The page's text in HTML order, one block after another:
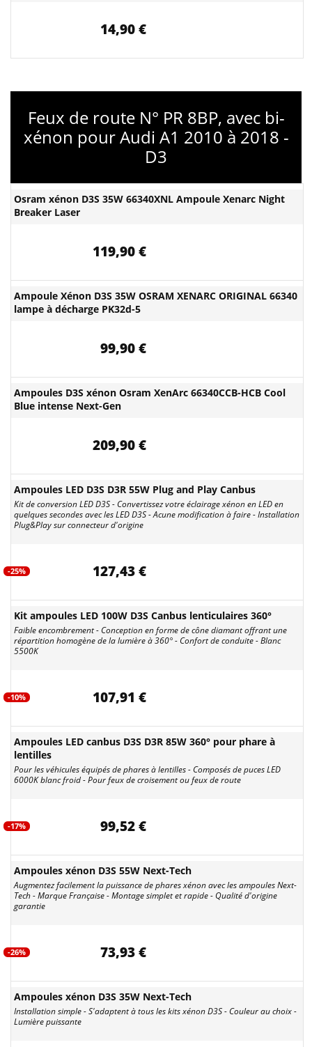
14,90 €
Feux de route N° PR 8BP, avec bi-
xénon pour Audi A1 2010 à 2018 -
D3
Osram xénon D3S 35W 66340XNL Ampoule Xenarc Night
Breaker Laser
119,90 €
Ampoule Xénon D3S 35W OSRAM XENARC ORIGINAL 66340
lampe à décharge PK32d-5
99,90 €
Ampoules D3S xénon Osram XenArc 66340CCB-HCB Cool
Blue intense Next-Gen
209,90 €
Ampoules LED D3S D3R 55W Plug and Play Canbus
Kit de conversion LED D3S - Convertissez votre éclairage xénon en LED en
quelques secondes avec les LED D3S - Acune modification à faire - Installation
Plug&Play sur connecteur d'origine
-25% 127,43 €
Kit ampoules LED 100W D3S Canbus lenticulaires 360°
Faible encombrement - Conception en forme de cône diamant offrant une
répartition homogène de la lumière à 360° - Confort de conduite - Blanc
5500K
-10% 107,91 €
Ampoules LED canbus D3S D3R 85W 360° pour phare à
lentilles
Pour les véhicules équipés de phares à lentilles - Composés de puces LED
6000K blanc froid - Pour feux de croisement ou feux de route
-17% 99,52 €
Ampoules xénon D3S 55W Next-Tech
Augmentez facilement la puissance de phares xénon avec les ampoules Next-
Tech - Marque Française - Montage simplet et rapide - Qualité d'origine
garantie
-26% 73,93 €
Ampoules xénon D3S 35W Next-Tech
Installation simple - S'adaptent à tous les kits xénon D3S - Couleur au choix -
Lumière puissante